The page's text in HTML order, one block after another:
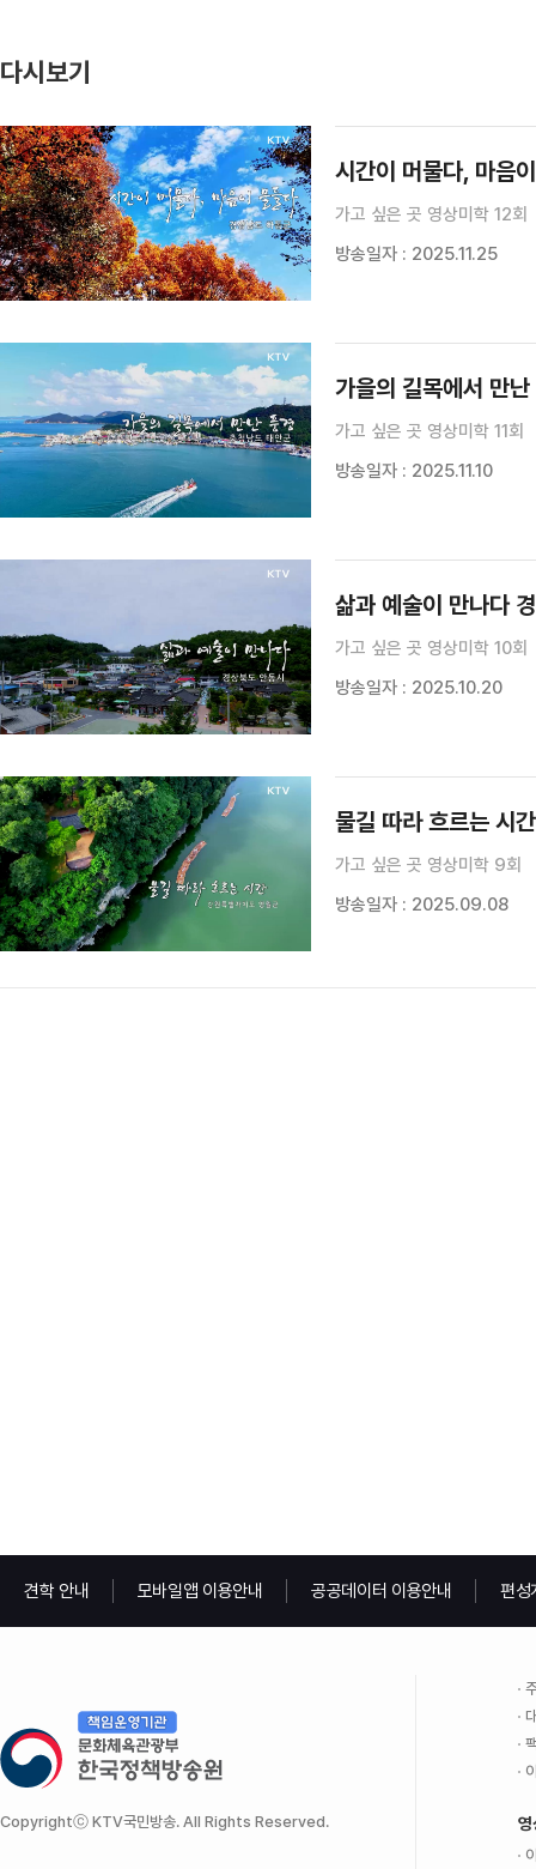
다시보기
시간이 머물다, 마음
가고 싶은 곳 영상미학 12회
방송일자 : 2025.11.25
가을의 길목에서 만
가고 싶은 곳 영상미학 11회
방송일자 : 2025.11.10
삶과 예술이 만나다
가고 싶은 곳 영상미학 10회
방송일자 : 2025.10.20
물길 따라 흐르는 시
가고 싶은 곳 영상미학 9회
방송일자 : 2025.09.08
견학 안내 모바일앱 이용안내 공공데이터 이용안내 편성
Copyrightⓒ KTV국민방송. All Rights Reserved. 영